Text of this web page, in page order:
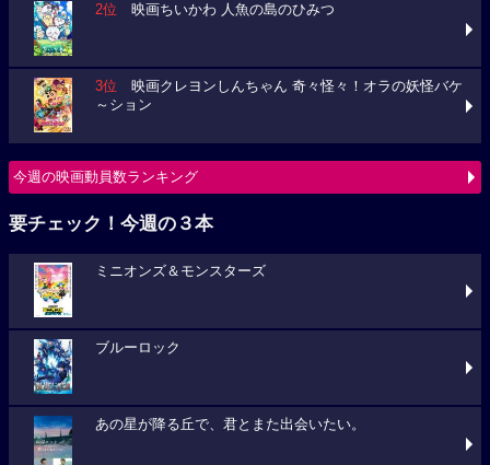
2位 映画ちいかわ 人魚の島のひみつ
3位 映画クレヨンしんちゃん 奇々怪々！オラの妖怪バケ
～ション
今週の映画動員数ランキング
要チェック！今週の３本
ミニオンズ＆モンスターズ
ブルーロック
あの星が降る丘で、君とまた出会いたい。